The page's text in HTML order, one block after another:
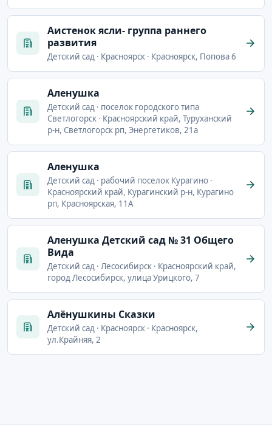
Аистенок ясли- группа раннего
развития
Детский сад · Красноярск · Красноярск, Попова 6
Аленушка
Детский сад · поселок городского типа
Светлогорск · Красноярский край, Туруханский
р-н, Светлогорск рп, Энергетиков, 21а
Аленушка
Детский сад · рабочий поселок Курагино ·
Красноярский край, Курагинский р-н, Курагино
рп, Красноярская, 11А
Аленушка Детский сад № 31 Общего
Вида
Детский сад · Лесосибирск · Красноярский край,
город Лесосибирск, улица Урицкого, 7
Алёнушкины Сказки
Детский сад · Красноярск · Красноярск,
ул.Крайняя, 2